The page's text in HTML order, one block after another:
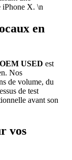
iPhone X. \n
en
USED est
Nos
de volume, du
de test
avant son
vos